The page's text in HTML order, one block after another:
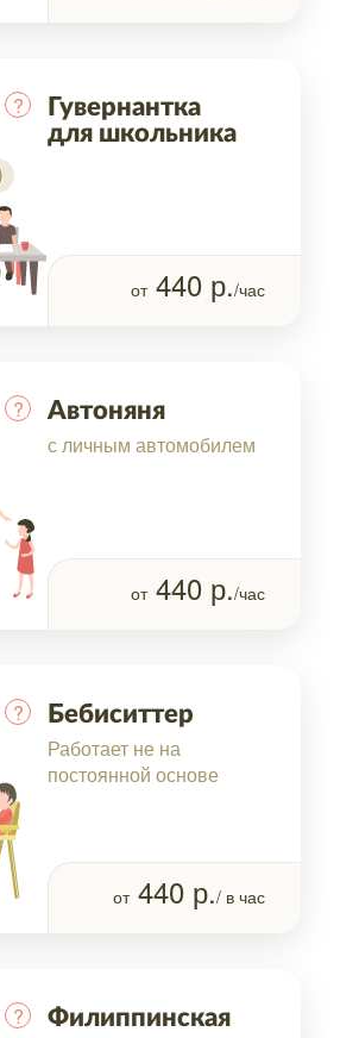
Гувернантка
для школьника
?
от 440 р./час
Автоняня
с личным автомобилем
?
от 440 р./час
Бебиситтер
Работает не на
постоянной основе
?
от 440 р./ в час
Филиппинская
?